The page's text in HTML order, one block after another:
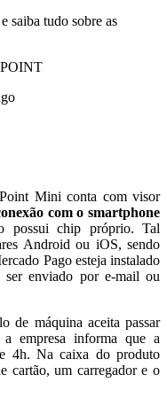
saiba tudo sobre as
Mini conta com visor
com o smartphone
possui chip próprio. Tal
Android ou iOS, sendo
Pago esteja instalado
enviado por e-mail ou
de máquina aceita passar
empresa informa que a
4h. Na caixa do produto
cartão, um carregador e o